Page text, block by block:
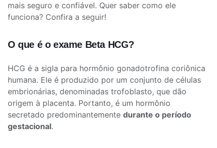
mais seguro e confiável. Quer saber como ele
funciona? Confira a seguir!
O que é o exame Beta HCG?
HCG é a sigla para hormônio gonadotrofina coriônica
humana. Ele é produzido por um conjunto de células
embrionárias, denominadas trofoblasto, que dão
origem à placenta. Portanto, é um hormônio
secretado predominantemente durante o período
gestacional.